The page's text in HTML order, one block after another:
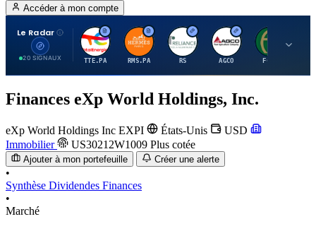
Accéder à mon compte
Le Radar
20 SIGNAUX
T
TTE.PA
H
RMS.PA
R
RS
A
AGCO FCFS
Finances eXp World Holdings, Inc.
eXp World Holdings Inc EXPI États-Unis
USD
Immobilier
US30212W1009 Plus cotée
Ajouter à mon portefeuille Créer une alerte
•
Synthèse Dividendes Finances
•
Marché